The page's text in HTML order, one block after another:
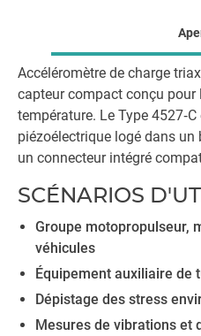
Accéléromètre de charge
capteur compact conçu pour
température. Le Type
piézoélectrique logé dans
un connecteur intégré
SCÉNARIOS
Groupe motopropulseur,
véhicules
Équipement auxiliaire de
Dépistage des stress
Mesures de vibrations et